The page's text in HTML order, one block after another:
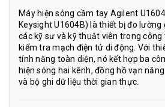
Máy hiện sóng cầm tay Agilent
Keysight U1604B) là thiết bị đo
các kỹ sư và kỹ thuật viên trong công
kiểm tra mạch điện tử di động. Với
tính năng toàn diện, nó kết hợp ba
hiện sóng hai kênh, đồng hồ vạn
và bộ ghi dữ liệu thời gian thực.